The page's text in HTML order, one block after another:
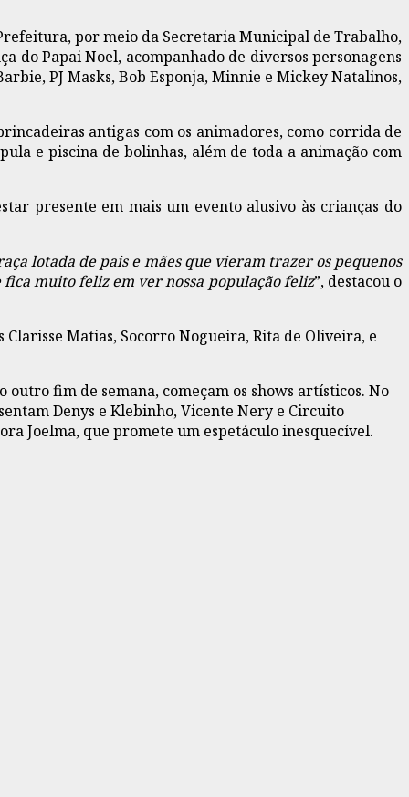
por meio da Secretaria Municipal de Trabalho,
do Papai Noel, acompanhado de diversos personagens
PJ Masks, Bob Esponja, Minnie e Mickey Natalinos,
antigas com os animadores, como corrida de
e piscina de bolinhas, além de toda a animação com
presente em mais um evento alusivo às crianças do
lotada de pais e mães que vieram trazer os pequenos
muito feliz em ver nossa população feliz”, destacou o
Matias, Socorro Nogueira, Rita de Oliveira, e
fim de semana, começam os shows artísticos. No
Denys e Klebinho, Vicente Nery e Circuito
Joelma, que promete um espetáculo inesquecível.